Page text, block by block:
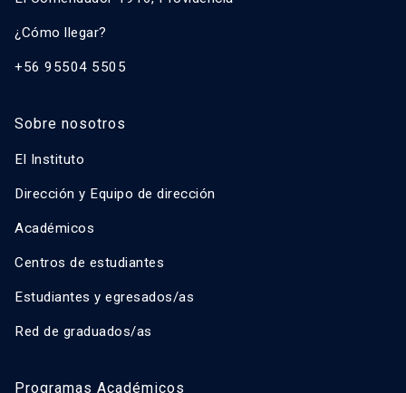
¿Cómo llegar?
+56 95504 5505
Sobre nosotros
El Instituto
Dirección y Equipo de dirección
Académicos
Centros de estudiantes
Estudiantes y egresados/as
Red de graduados/as
Programas Académicos